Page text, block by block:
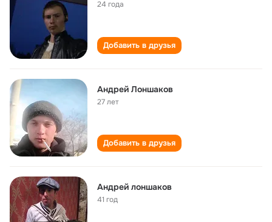
24 года
Добавить в друзья
Андрей Лоншаков
27 лет
Добавить в друзья
Андрей лоншаков
41 год